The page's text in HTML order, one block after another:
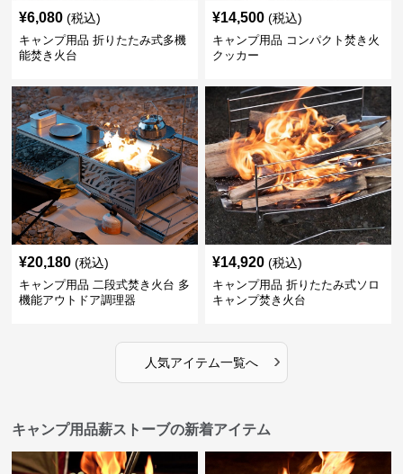
¥6,080 (税込)
キャンプ用品 折りたたみ式多機
能焚き火台
¥14,500 (税込)
キャンプ用品 コンパクト焚き火
クッカー
¥20,180 (税込)
キャンプ用品 二段式焚き火台 多
機能アウトドア調理器
¥14,920 (税込)
キャンプ用品 折りたたみ式ソロ
キャンプ焚き火台
人気アイテム一覧へ ›
キャンプ用品薪ストーブの新着アイテム